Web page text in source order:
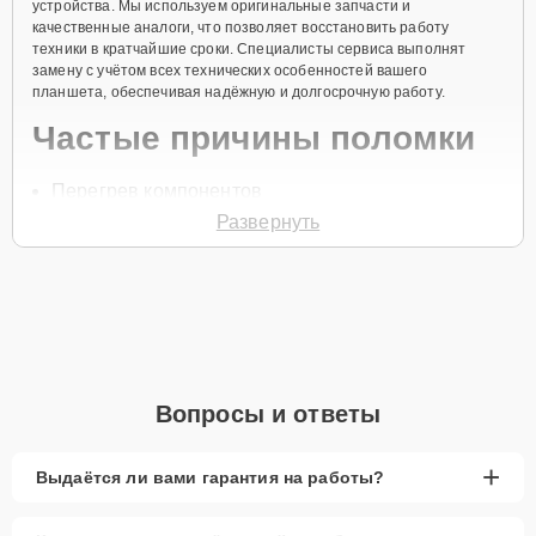
устройства. Мы используем оригинальные запчасти и
качественные аналоги, что позволяет восстановить работу
техники в кратчайшие сроки. Специалисты сервиса выполнят
замену с учётом всех технических особенностей вашего
планшета, обеспечивая надёжную и долгосрочную работу.
Частые причины поломки
Перегрев компонентов
Физическое повреждение контроллера
заботы о клиентах перезвонит в течение минуты для уточнения
всех вопросов и записи на диагностику и ремонт.
Главные особенности
Развернуть
Вопросы и ответы
Выдаётся ли вами гарантия на работы? +